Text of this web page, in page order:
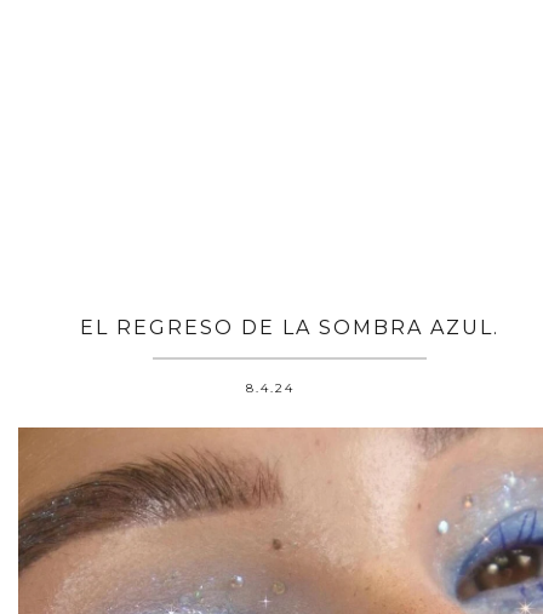
EL REGRESO DE LA SOMBRA AZUL.
8.4.24